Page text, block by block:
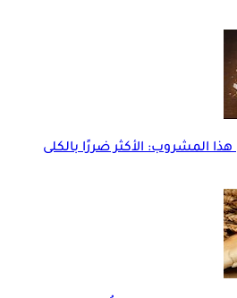
المشروب: الأكثر ضررًا بالكلى